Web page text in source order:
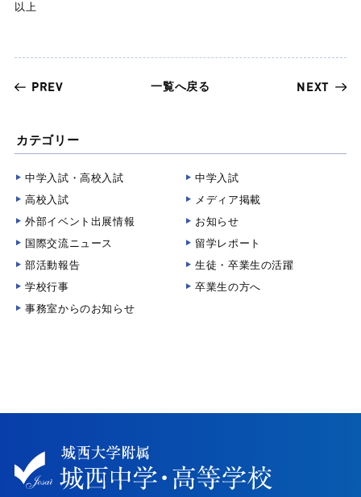
以上
PREV 一覧へ戻る NEXT
カテゴリー
中学入試・高校入試
中学入試
高校入試
メディア掲載
外部イベント出展情報
お知らせ
国際交流ニュース
留学レポート
部活動報告
生徒・卒業生の活躍
学校行事
卒業生の方へ
事務室からのお知らせ